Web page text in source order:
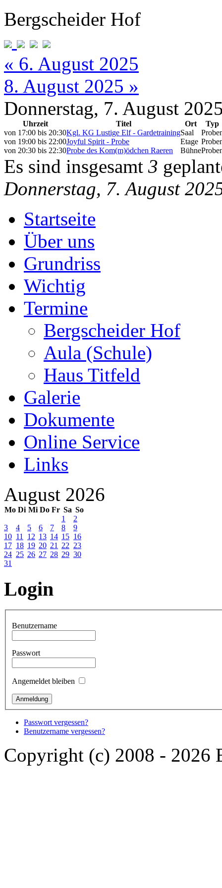
Bergscheider Hof
« 6. August 2025
8. August 2025 »
Donnerstag, 7. August
Uhrzeit Titel Ort
Typ
von 17:00 bis 20:30Kgl. KG Lustige Elf - GardetrainingSaal
von 19:00 bis 22:00Joyful Spirit - Probe Etage
von 20:30 bis 22:30Probe des Kom(m)ödchen Raeren Bühne
Es sind insgesamt 3
Donnerstag, 7. August
Startseite
Über uns
Grundriss
Wichtig
Termine
Bergscheider Hof
Aula (Schule)
Haus Titfeld
Galerie
Dokumente
Online Service
Links
August 2026
Mo Di Mi Do Fr Sa So
1
2
3
4 5 6 7 8
9
10 11 12 13 14 15 16
17 18 19 20 21 22 23
24 25 26 27 28 29 30
31
Login
Benutzername
Passwort
Angemeldet bleiben
Passwort vergessen?
Benutzername vergessen?
Copyright (c) 2008 - 2026